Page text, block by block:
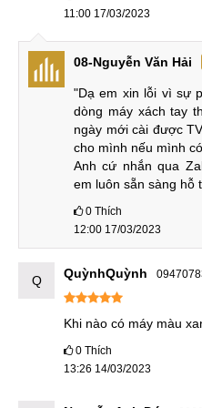
mạnh mẽ vượt trội hơn
kế nhiệm. Tuy rằng, cả hai
nhớ RAM và ROM nhưng
chuẩn bộ nhớ trong UFS 3.1
bằng UFS 2.2 tốc độ chậm
Về khả năng chụp ảnh, thì
108MP vượt trội hoàn toàn
Dung lượng pin của mẫu
nhưng không đáng kể bởi
khác biệt gì nhiều.
Pro có thiết kế sang trọng
tốt hơn. Từ đó cho người
11:00 17/03/2023
08-Nguyễn Văn Hải
"Dạ em xin lỗi vì sự
dòng máy xách tay
ngày mới cài được
cho mình nếu mình
Anh cứ nhắn qua
em luôn sẵn sàng hỗ
0 Thích
12:00 17/03/2023
Q QuỳnhQuỳnh
Khi nào có máy màu
0 Thích
13:26 14/03/2023